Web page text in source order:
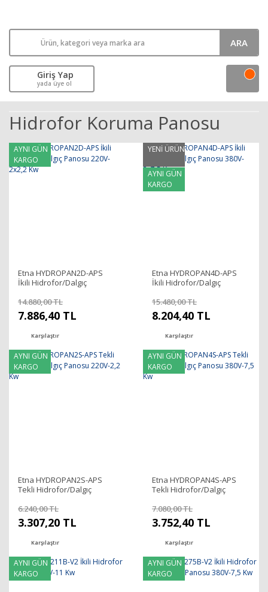
ARA
Giriş Yap
yada üye ol
Hidrofor Koruma Panosu
AYNI GÜN
KARGO
Etna HYDROPAN2D-APS
İkili Hidrofor/Dalgıç
14.880,00 TL
7.886,40 TL
Karşılaştır
YENİ ÜRÜN
AYNI GÜN
KARGO
Etna HYDROPAN4D-APS
İkili Hidrofor/Dalgıç
15.480,00 TL
8.204,40 TL
Karşılaştır
AYNI GÜN
KARGO
Etna HYDROPAN2S-APS
Tekli Hidrofor/Dalgıç
6.240,00 TL
3.307,20 TL
Karşılaştır
AYNI GÜN
KARGO
Etna HYDROPAN4S-APS
Tekli Hidrofor/Dalgıç
7.080,00 TL
3.752,40 TL
Karşılaştır
AYNI GÜN
KARGO
AYNI GÜN
KARGO